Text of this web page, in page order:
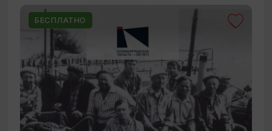
БЕСПЛАТНО